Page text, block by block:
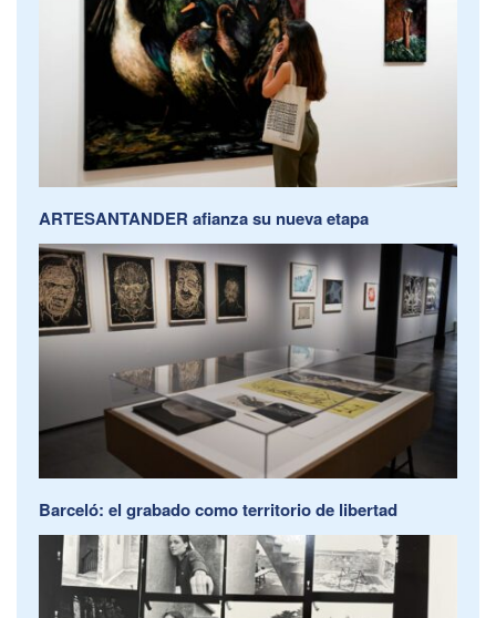
ARTESANTANDER afianza su nueva etapa
Barceló: el grabado como territorio de libertad